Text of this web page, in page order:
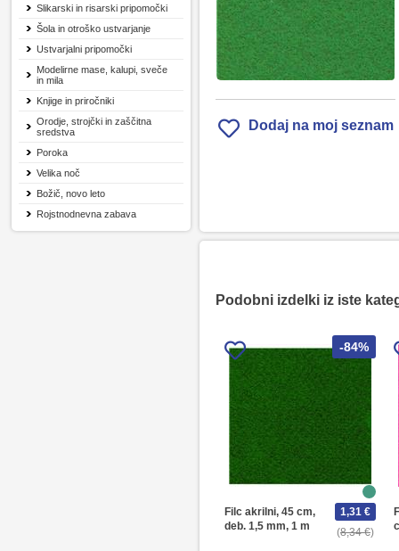
Slikarski in risarski pripomočki
Šola in otroško ustvarjanje
Ustvarjalni pripomočki
Modelirne mase, kalupi, sveče
in mila
Knjige in priročniki
Orodje, strojčki in zaščitna
sredstva
Poroka
Velika noč
Božič, novo leto
Rojstnodnevna zabava
Dodaj na moj seznam
Podobni izdelki iz iste
-84%
Filc akrilni, 45 cm,
deb. 1,5 mm, 1 m
8,34 €
1,31 €